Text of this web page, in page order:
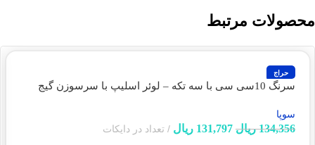
محصولات مرتبط
حراج
سرنگ 10سی سی با سه تکه – لوئر اسلیپ با سرسوزن‌ گیج
سوپا
134,356 ریال 131,797 ریال تعداد در دایکات